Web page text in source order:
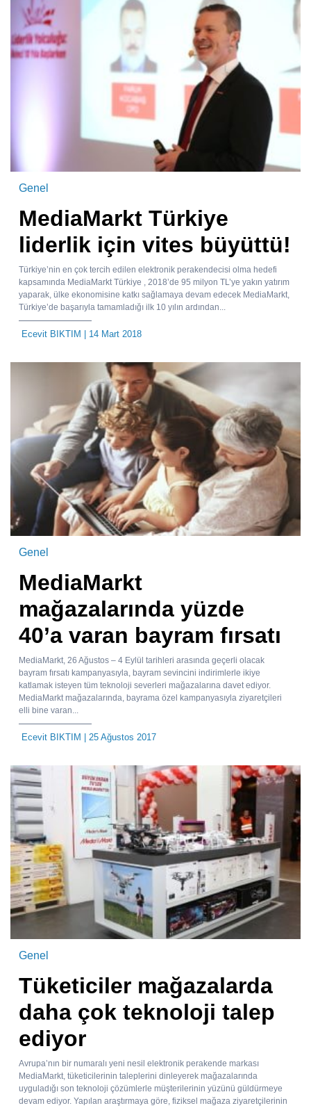
Genel
MediaMarkt Türkiye
liderlik için vites büyüttü!
Türkiye’nin en çok tercih edilen elektronik perakendecisi olma hedefi
kapsamında MediaMarkt Türkiye , 2018’de 95 milyon TL’ye yakın yatırım
yaparak, ülke ekonomisine katkı sağlamaya devam edecek MediaMarkt,
Türkiye’de başarıyla tamamladığı ilk 10 yılın ardından...
Ecevit BIKTIM | 14 Mart 2018
Genel
MediaMarkt
mağazalarında yüzde
40’a varan bayram fırsatı
MediaMarkt, 26 Ağustos – 4 Eylül tarihleri arasında geçerli olacak
bayram fırsatı kampanyasıyla, bayram sevincini indirimlerle ikiye
katlamak isteyen tüm teknoloji severleri mağazalarına davet ediyor.
MediaMarkt mağazalarında, bayrama özel kampanyasıyla ziyaretçileri
elli bine varan...
Ecevit BIKTIM | 25 Ağustos 2017
Genel
Tüketiciler mağazalarda
daha çok teknoloji talep
ediyor
Avrupa’nın bir numaralı yeni nesil elektronik perakende markası
MediaMarkt, tüketicilerinin taleplerini dinleyerek mağazalarında
uyguladığı son teknoloji çözümlerle müşterilerinin yüzünü güldürmeye
devam ediyor. Yapılan araştırmaya göre, fiziksel mağaza ziyaretçilerinin